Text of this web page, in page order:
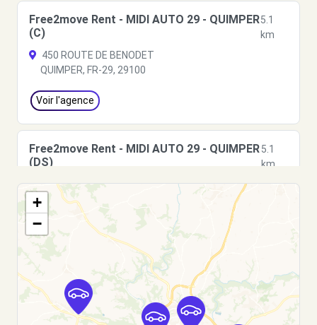
Free2move Rent - MIDI AUTO 29 - QUIMPER
(C)
5.1
km
450 ROUTE DE BENODET
QUIMPER, FR-29, 29100
Voir l'agence
Free2move Rent - MIDI AUTO 29 - QUIMPER
(DS)
5.1
km
450 ROUTE DE BENODET
QUIMPER, FR-29, 29100
Voir l'agence
Free2move Rent - AUTO CONCEPT SAS -
QUIMPER (O)
5.2
km
5 rue Rosa Parks - ZAC du Petit Guelen
+
−